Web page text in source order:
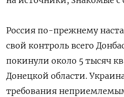
Россия по-прежнему
свой контроль всего
покинули около 5 тысяч
Донецкой области.
требования